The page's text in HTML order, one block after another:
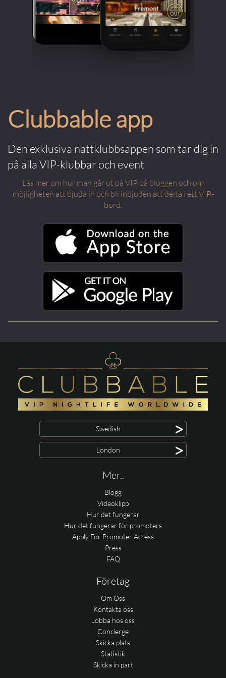
Clubbable app
Den exklusiva nattklubbsappen som tar dig in
på alla VIP-klubbar och event
Läs mer om hur man går ut på VIP på bloggen och om
möjligheten att bjuda in och bli inbjuden att delta i ett VIP-
bord.
Swedish >
London >
Mer..
Blogg
Videoklipp
Hur det fungerar
Hur det fungerar för promoters
Apply For Promoter Access
Press
FAQ
Företag
Om Oss
Kontakta oss
Jobba hos oss
Concierge
Skicka plats
Statistik
Skicka in part